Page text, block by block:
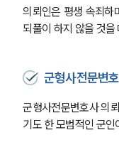
의뢰인은 평생 속죄하
되풀이 하지 않을 것을
군형사전문변
군형사전문변호사 의
기도 한 모범적인 군인